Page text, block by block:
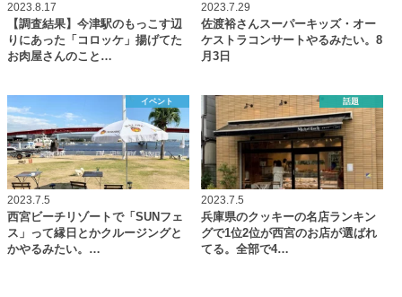
2023.8.17
【調査結果】今津駅のもっこす辺
りにあった「コロッケ」揚げてた
お肉屋さんのこと…
2023.7.29
佐渡裕さんスーパーキッズ・オー
ケストラコンサートやるみたい。8
月3日
イベント
2023.7.5
西宮ビーチリゾートで「SUNフェ
ス」って縁日とかクルージングと
かやるみたい。…
話題
2023.7.5
兵庫県のクッキーの名店ランキン
グで1位2位が西宮のお店が選ばれ
てる。全部で4…